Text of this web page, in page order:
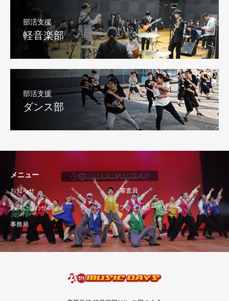
部活支援
軽音楽部
部活支援
ダンス部
メニュー
お知らせ 審査員
お問い合わせ プライバシーポリシー
事務局